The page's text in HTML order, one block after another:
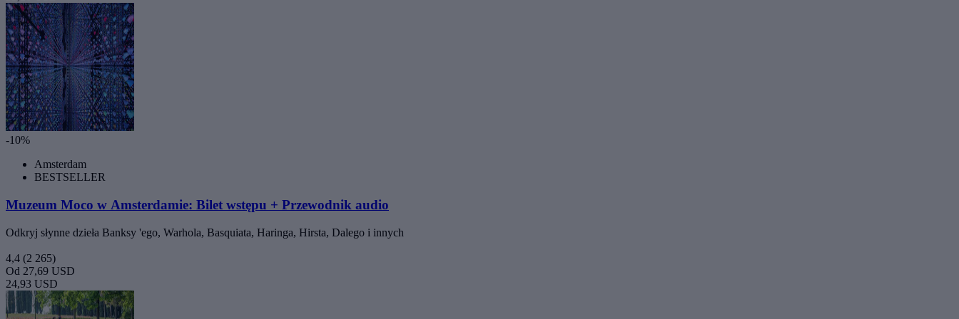
-10%
Amsterdam
BESTSELLER
Muzeum Moco w Amsterdamie: Bilet wstępu + Przewodnik audio
Odkryj słynne dzieła Banksy 'ego, Warhola, Basquiata, Haringa, Hirsta, Dalego i innych
4,4 (2 265)
Od 27,69 USD
24,93 USD